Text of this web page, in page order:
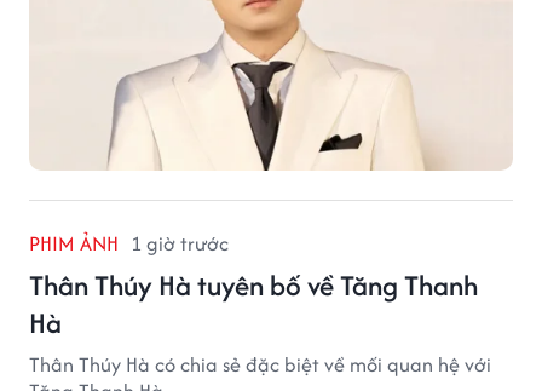
PHIM ẢNH 1 giờ trước
Thân Thúy Hà tuyên bố về Tăng Thanh
Hà
Thân Thúy Hà có chia sẻ đặc biệt về mối quan hệ với